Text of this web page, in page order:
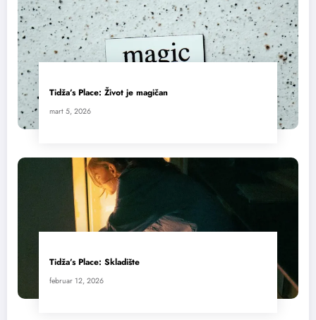
Tidža’s Place: Život je magičan
mart 5, 2026
Tidža’s Place: Skladište
februar 12, 2026